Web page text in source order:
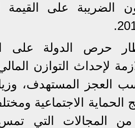
الضريبة على القيمة
حرص الدولة على
لإحداث التوازن
العجز المستهدف،
الحماية الاجتماعية
من المجالات التي تمس